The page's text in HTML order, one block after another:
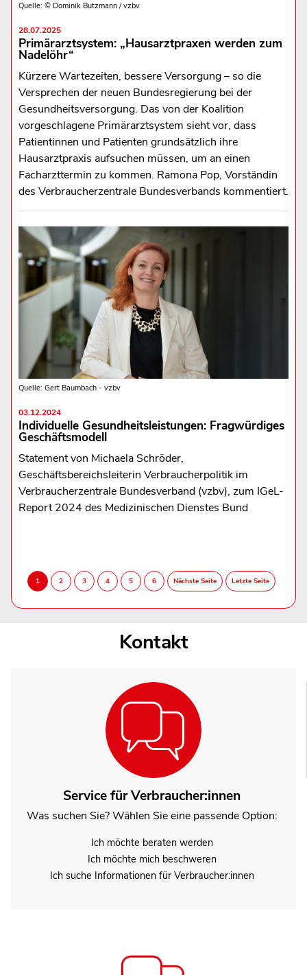
Quelle: © Dominik Butzmann / vzbv
28.07.2025
Primärarztsystem: „Hausarztpraxen werden zum
Nadelöhr“
Kürzere Wartezeiten, bessere Versorgung – so die
Versprechen der neuen Bundesregierung bei der
Gesundheitsversorgung. Das von der Koalition
vorgeschlagene Primärarztsystem sieht vor, dass
Patientinnen und Patienten grundsätzlich ihre
Hausarztpraxis aufsuchen müssen, um an einen
Facharzttermin zu kommen. Ramona Pop, Vorständin
des Verbraucherzentrale Bundesverbands kommentiert.
Quelle: Gert Baumbach - vzbv
03.12.2024
Individuelle Gesundheitsleistungen: Fragwürdiges
Geschäftsmodell
Statement von Michaela Schröder,
Geschäftsbereichsleiterin Verbraucherpolitik im
Verbraucherzentrale Bundesverband (vzbv), zum IGeL-
Report 2024 des Medizinischen Dienstes Bund
Kontakt
Service für Verbraucher:innen
Was suchen Sie? Wählen Sie eine passende Option:
Ich möchte beraten werden
Ich möchte mich beschweren
Ich suche Informationen für Verbraucher:innen